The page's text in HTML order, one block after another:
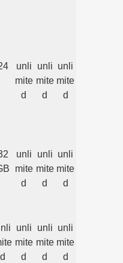
unli
mite
d
unli
mite
d
unli
mite
d
unli
mite
d
unli
mite
d
unli
mite
d
d
unli
mite
d
unli
mite
d
unli
mite
d